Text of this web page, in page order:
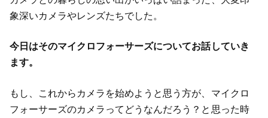
象深いカメラやレンズたちでした。
今日はそのマイクロフォーサーズについてお話していき
ます。
もし、これからカメラを始めようと思う方が、マイクロ
フォーサーズのカメラってどうなんだろう？と思った時